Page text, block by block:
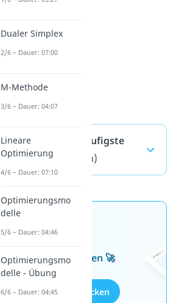
Flächenmaße — häufigste
Fragen (ausklappen)
Wissen mit unseren
kostenlosen Aufgaben 🚀
Aufgaben entdecken
Dualer Simplex
2/6 – Dauer: 07:00
M-Methode
3/6 – Dauer: 04:07
Lineare
Optimierung
4/6 – Dauer: 07:10
Optimierungsmo
delle
5/6 – Dauer: 04:46
Optimierungsmo
delle - Übung
6/6 – Dauer: 04:45